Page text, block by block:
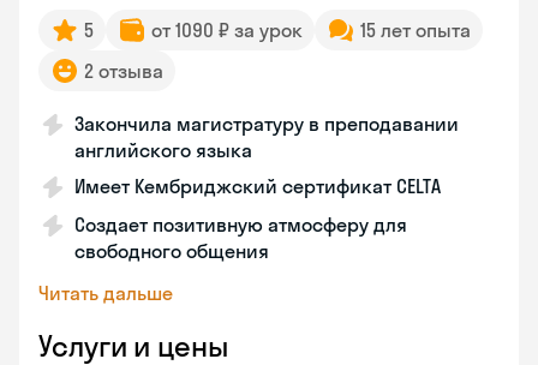
5 от 1090 ₽ за урок
15 лет опыта
2 отзыва
Закончила магистратуру в преподавании
английского языка
Имеет Кембриджский сертификат CELTA
Создает позитивную атмосферу для
свободного общения
Читать дальше
Услуги и цены